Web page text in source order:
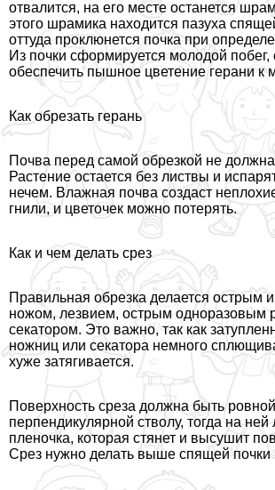
отвалится, на его месте останется
этого шрамика находится пазуха
оттуда проклюнется почка при
Из почки сформируется молодой
обеспечить пышное цветение герани
Как обрезать герань
Почва перед самой обрезкой не
Растение остается без листвы и
нечем. Влажная почва создаст
гнили, и цветочек можно потерять.
Как и чем делать срез
Правильная обрезка делается острым
ножом, лезвием, острым одноразовым
секатором. Это важно, так как
ножниц или секатора немного
хуже затягивается.
Поверхность среза должна быть
перпендикулярной стволу, тогда на ней
пленочка, которая стянет и высушит
Срез нужно делать выше спящей почки